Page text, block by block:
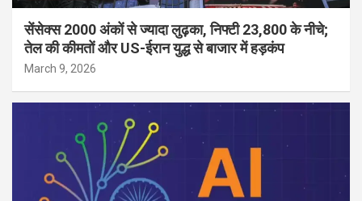
सेंसेक्स 2000 अंकों से ज्यादा लुढ़का, निफ्टी 23,800 के नीचे;
तेल की कीमतों और US-ईरान युद्ध से बाजार में हड़कंप
March 9, 2026